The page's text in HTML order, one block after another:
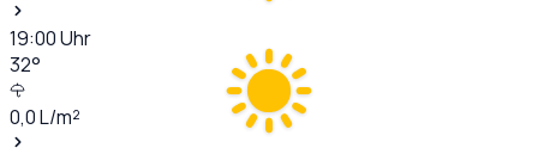
19:00Uhr
32°
0,0L/m²